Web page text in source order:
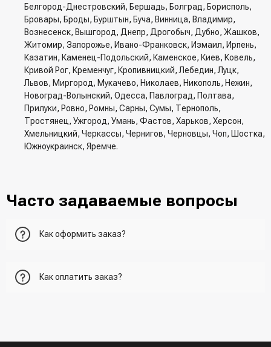
Белгород-Днестровский, Бершадь, Болград, Борисполь,
Бровары, Броды, Бурштын, Буча, Винница, Владимир,
Вознесенск, Вышгород, Днепр, Дрогобыч, Дубно, Жашков,
Житомир, Запорожье, Ивано-Франковск, Измаил, Ирпень,
Казатин, Каменец-Подольский, Каменское, Киев, Ковель,
Кривой Рог, Кременчуг, Кропивницкий, Лебедин, Луцк,
Львов, Миргород, Мукачево, Николаев, Никополь, Нежин,
Новоград-Волынский, Одесса, Павлоград, Полтава,
Прилуки, Ровно, Ромны, Сарны, Сумы, Тернополь,
Тростянец, Ужгород, Умань, Фастов, Харьков, Херсон,
Хмельницкий, Черкассы, Чернигов, Черновцы, Чоп, Шостка,
Южноукраинск, Яремче.
Часто задаваемые вопросы
Как оформить заказ?
корзину и указать всю необходимую информацию о
наберет менеджер для подтверждения и уточнения данных.
Как оплатить заказ?